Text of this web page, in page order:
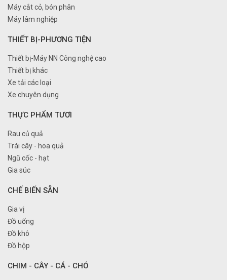
Máy cắt cỏ, bón phân
Máy lâm nghiệp
THIẾT BỊ-PHƯƠNG TIỆN
Thiết bị-Máy NN Công nghệ cao
Thiết bị khác
Xe tải các loại
Xe chuyên dụng
THỰC PHẨM TƯƠI
Rau củ quả
Trái cây - hoa quả
Ngũ cốc - hạt
Gia súc
CHẾ BIẾN SẴN
Gia vị
Đồ uống
Đồ khô
Đồ hộp
CHIM - CÂY - CÁ - CHÓ